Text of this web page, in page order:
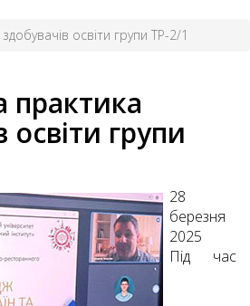
освіти групи ТР-2/1
практика
освіти групи
28
березня
2025
Під час